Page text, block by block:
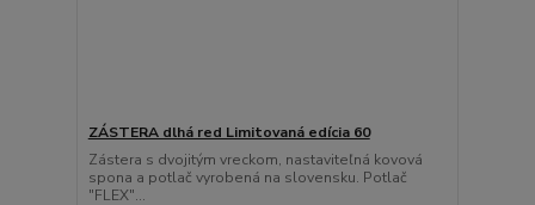
ZÁSTERA dlhá red Limitovaná edícia 60
Zástera s dvojitým vreckom, nastaviteľná kovová
spona a potlač vyrobená na slovensku. Potlač
"FLEX"...